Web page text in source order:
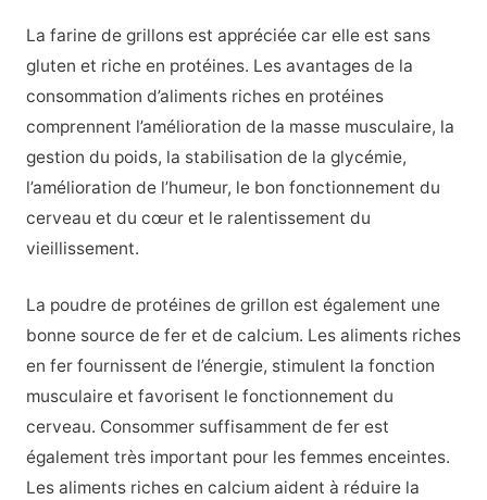
La farine de grillons est appréciée car elle est sans
gluten et riche en protéines. Les avantages de la
consommation d’aliments riches en protéines
comprennent l’amélioration de la masse musculaire, la
gestion du poids, la stabilisation de la glycémie,
l’amélioration de l’humeur, le bon fonctionnement du
cerveau et du cœur et le ralentissement du
vieillissement.
La poudre de protéines de grillon est également une
bonne source de fer et de calcium. Les aliments riches
en fer fournissent de l’énergie, stimulent la fonction
musculaire et favorisent le fonctionnement du
cerveau. Consommer suffisamment de fer est
également très important pour les femmes enceintes.
Les aliments riches en calcium aident à réduire la